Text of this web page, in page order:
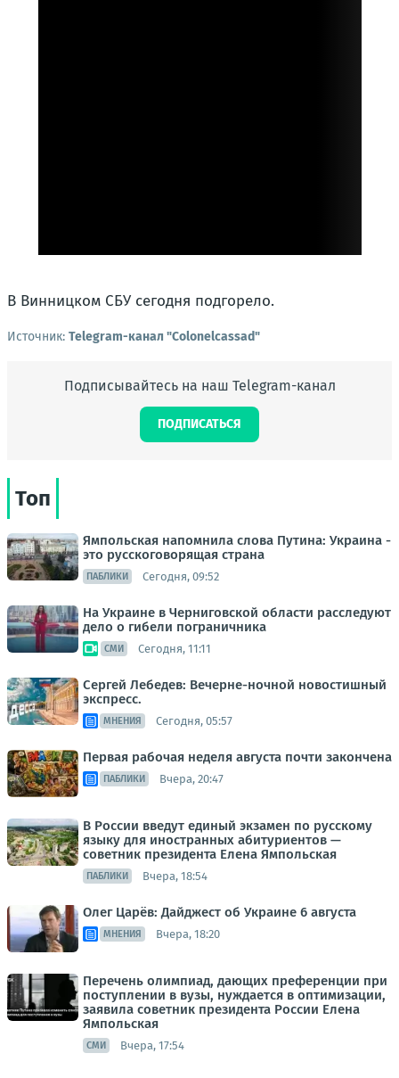
В Винницком СБУ сегодня подгорело.
Источник: Telegram-канал "Colonelcassad"
Подписывайтесь на наш Telegram-канал
ПОДПИСАТЬСЯ
Топ
Ямпольская напомнила слова Путина: Украина -
это русскоговорящая страна
ПАБЛИКИ Сегодня, 09:52
На Украине в Черниговской области расследуют
дело о гибели пограничника
СМИ Сегодня, 11:11
Сергей Лебедев: Вечерне-ночной новостишный
экспресс.
МНЕНИЯ Сегодня, 05:57
Первая рабочая неделя августа почти закончена
ПАБЛИКИ Вчера, 20:47
В России введут единый экзамен по русскому
языку для иностранных абитуриентов —
советник президента Елена Ямпольская
ПАБЛИКИ Вчера, 18:54
Олег Царёв: Дайджест об Украине 6 августа
МНЕНИЯ Вчера, 18:20
Перечень олимпиад, дающих преференции при
поступлении в вузы, нуждается в оптимизации,
заявила советник президента России Елена
Ямпольская
СМИ Вчера, 17:54